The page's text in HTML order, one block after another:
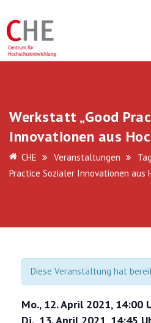
Werkstatt „Good
Innovationen aus
CHE Veranstaltungen
Practice Sozialer Innovationen aus
Diese Veranstaltung hat
Mo., 12. April 2021, 14:00
Di., 13. April 2021, 14:45